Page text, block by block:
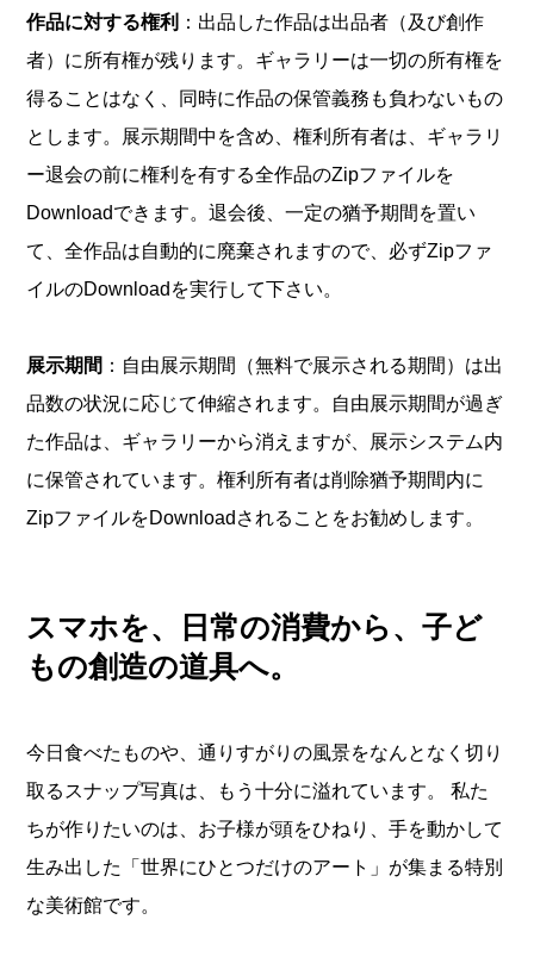
作品に対する権利 ：出品した作品は出品者（及び創作
者）に所有権が残ります。ギャラリーは一切の所有権を
得ることはなく、同時に作品の保管義務も負わないもの
とします。展示期間中を含め、権利所有者は、ギャラリ
ー退会の前に権利を有する全作品のZipファイルを
Downloadできます。退会後、一定の猶予期間を置い
て、全作品は自動的に廃棄されますので、必ずZipファ
イルのDownloadを実行して下さい。
展示期間 ：自由展示期間（無料で展示される期間）は出
品数の状況に応じて伸縮されます。自由展示期間が過ぎ
た作品は、ギャラリーから消えますが、展示システム内
に保管されています。権利所有者は削除猶予期間内に
ZipファイルをDownloadされることをお勧めします。
スマホを、日常の消費から、子ど
もの創造の道具へ。
今日食べたものや、通りすがりの風景をなんとなく切り
取るスナップ写真は、もう十分に溢れています。 私た
ちが作りたいのは、お子様が頭をひねり、手を動かして
生み出した「世界にひとつだけのアート」が集まる特別
な美術館です。